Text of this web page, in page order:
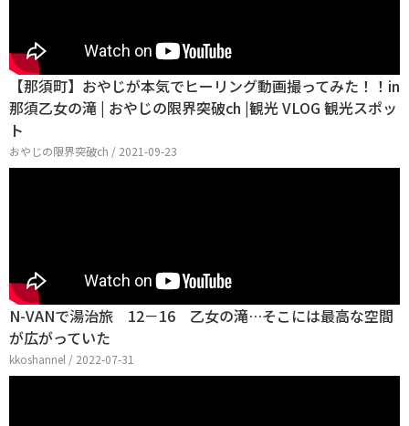
【那須町】おやじが本気でヒーリング動画撮ってみた！！in
那須乙女の滝 | おやじの限界突破ch |観光 VLOG 観光スポッ
ト
おやじの限界突破ch / 2021-09-23
N-VANで湯治旅 12－16 乙女の滝…そこには最高な空間
が広がっていた
kkoshannel / 2022-07-31